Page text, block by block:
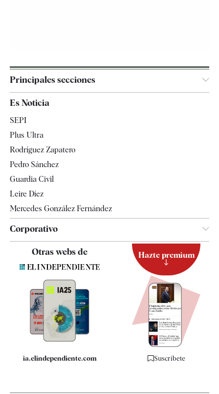
Principales secciones
España
Televisión
Es Noticia
SEPI
Plus Ultra
Rodríguez Zapatero
Pedro Sánchez
Guardia Civil
Leire Díez
Mercedes González Fernández
Corporativo
Contacto
Quiénes somos
Especificaciones
Otras webs de
ia.elindependiente.com
Hazte premium
Suscríbete